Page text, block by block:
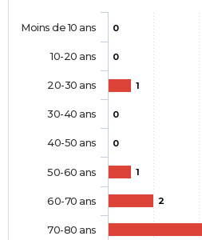
0
0
1
0
0
1
2
Moins de 10 ans
10-20 ans
20-30 ans
30-40 ans
40-50 ans
50-60 ans
60-70 ans
70-80 ans